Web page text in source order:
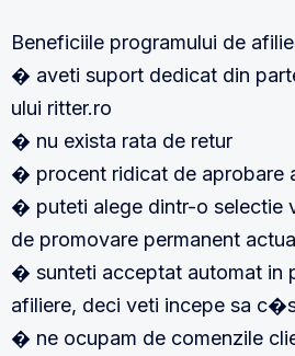
Beneficiile programului de
� aveti suport dedicat din
ului ritter.ro
� nu exista rata de retur
� procent ridicat de aprobare
� puteti alege dintr-o selectie
de promovare permanent
� sunteti acceptat automat in
afiliere, deci veti incepe sa
� ne ocupam de comenzile